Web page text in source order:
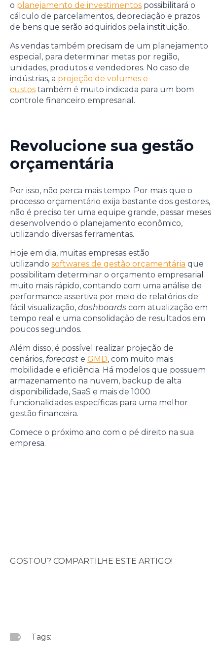
o planejamento de investimentos possibilitará o
cálculo de parcelamentos, depreciação e prazos
de bens que serão adquiridos pela instituição.
As vendas também precisam de um planejamento
especial, para determinar metas por região,
unidades, produtos e vendedores. No caso de
indústrias, a projeção de volumes e
custos também é muito indicada para um bom
controle financeiro empresarial.
Revolucione sua gestão
orçamentária
Por isso, não perca mais tempo. Por mais que o
processo orçamentário exija bastante dos gestores,
não é preciso ter uma equipe grande, passar meses
desenvolvendo o planejamento econômico,
utilizando diversas ferramentas.
Hoje em dia, muitas empresas estão
utilizando softwares de gestão orçamentária que
possibilitam determinar o orçamento empresarial
muito mais rápido, contando com uma análise de
performance assertiva por meio de relatórios de
fácil visualização, dashboards com atualização em
tempo real e uma consolidação de resultados em
poucos segundos.
Além disso, é possível realizar projeção de
cenários, forecast e GMD, com muito mais
mobilidade e eficiência. Há modelos que possuem
armazenamento na nuvem, backup de alta
disponibilidade, SaaS e mais de 1000
funcionalidades específicas para uma melhor
gestão financeira.
Comece o próximo ano com o pé direito na sua
empresa.
GOSTOU? COMPARTILHE ESTE ARTIGO!
Tags: